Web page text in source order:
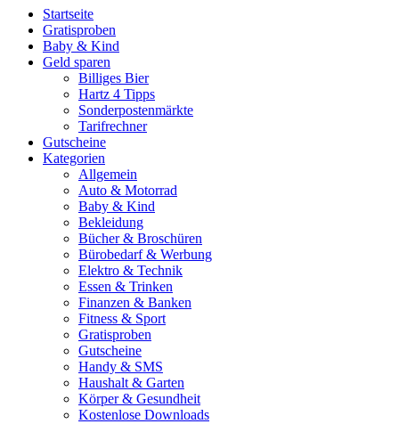
Startseite
Gratisproben
Baby & Kind
Geld sparen
Billiges Bier
Hartz 4 Tipps
Sonderpostenmärkte
Tarifrechner
Gutscheine
Kategorien
Allgemein
Auto & Motorrad
Baby & Kind
Bekleidung
Bücher & Broschüren
Bürobedarf & Werbung
Elektro & Technik
Essen & Trinken
Finanzen & Banken
Fitness & Sport
Gratisproben
Gutscheine
Handy & SMS
Haushalt & Garten
Körper & Gesundheit
Kostenlose Downloads